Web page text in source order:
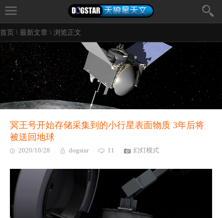
首页\最新文章\ 浏览正文
冥王号开始存储采集到的小行星表面物质 3年后将
被送回地球
2020/10/28 dogstar 11 幻灯模式